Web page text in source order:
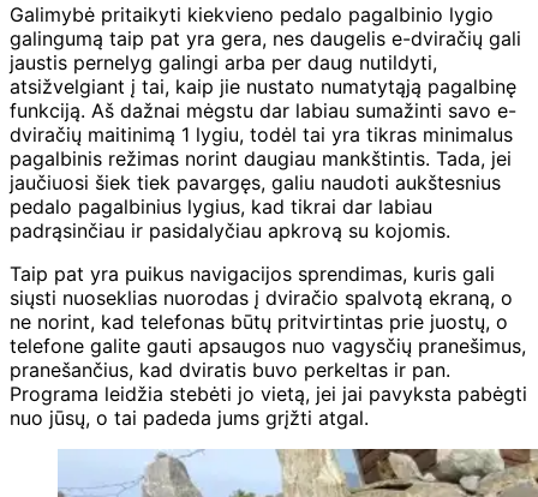
Galimybė pritaikyti kiekvieno pedalo pagalbinio lygio
galingumą taip pat yra gera, nes daugelis e-dviračių gali
jaustis pernelyg galingi arba per daug nutildyti,
atsižvelgiant į tai, kaip jie nustato numatytąją pagalbinę
funkciją. Aš dažnai mėgstu dar labiau sumažinti savo e-
dviračių maitinimą 1 lygiu, todėl tai yra tikras minimalus
pagalbinis režimas norint daugiau mankštintis. Tada, jei
jaučiuosi šiek tiek pavargęs, galiu naudoti aukštesnius
pedalo pagalbinius lygius, kad tikrai dar labiau
padrąsinčiau ir pasidalyčiau apkrovą su kojomis.
Taip pat yra puikus navigacijos sprendimas, kuris gali
siųsti nuoseklias nuorodas į dviračio spalvotą ekraną, o
ne norint, kad telefonas būtų pritvirtintas prie juostų, o
telefone galite gauti apsaugos nuo vagysčių pranešimus,
pranešančius, kad dviratis buvo perkeltas ir pan.
Programa leidžia stebėti jo vietą, jei jai pavyksta pabėgti
nuo jūsų, o tai padeda jums grįžti atgal.